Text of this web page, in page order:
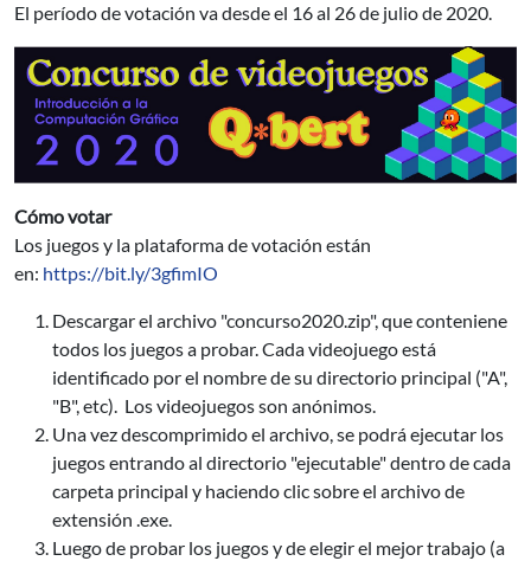
El período de votación va desde el 16 al 26 de julio de 2020.
Cómo votar
Los juegos y la plataforma de votación están
en: https://bit.ly/3gfimIO
Descargar el archivo "concurso2020.zip", que conteniene
todos los juegos a probar. Cada videojuego está
identificado por el nombre de su directorio principal ("A",
"B", etc). Los videojuegos son anónimos.
Una vez descomprimido el archivo, se podrá ejecutar los
juegos entrando al directorio "ejecutable" dentro de cada
carpeta principal y haciendo clic sobre el archivo de
extensión .exe.
Luego de probar los juegos y de elegir el mejor trabajo (a